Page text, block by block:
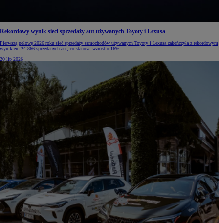
Rekordowy wynik sieci sprzedaży aut używanych Toyoty i Lexusa
Pierwszą połowę 2026 roku sieć sprzedaży samochodów używanych Toyoty i Lexusa zakończyła z rekordowym
wynikiem 24 866 sprzedanych aut, co stanowi wzrost o 16%.
20 lip 2026